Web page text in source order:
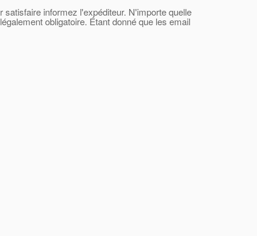
informez l'expéditeur. N'importe quelle
obligatoire. Étant donné que les email